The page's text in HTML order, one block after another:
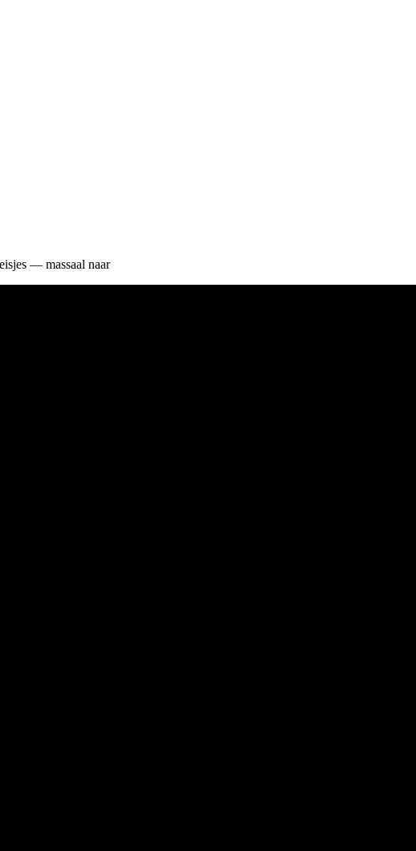
— massaal naar